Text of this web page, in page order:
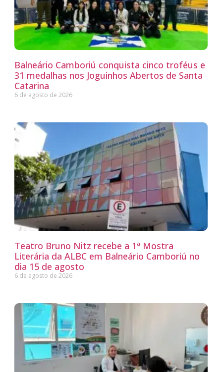
Balneário Camboriú conquista cinco troféus e
31 medalhas nos Joguinhos Abertos de Santa
Catarina
6 de agosto de 2026
Teatro Bruno Nitz recebe a 1ª Mostra
Literária da ALBC em Balneário Camboriú no
dia 15 de agosto
6 de agosto de 2026